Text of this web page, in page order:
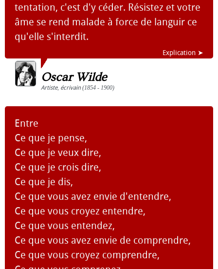
tentation, c'est d'y céder. Résistez et votre
âme se rend malade à force de languir ce
qu'elle s'interdit.
Explication ➤
Oscar Wilde
Artiste, écrivain(1854 - 1900)
Entre
Ce que je pense,
Ce que je veux dire,
Ce que je crois dire,
Ce que je dis,
Ce que vous avez envie d'entendre,
Ce que vous croyez entendre,
Ce que vous entendez,
Ce que vous avez envie de comprendre,
Ce que vous croyez comprendre,